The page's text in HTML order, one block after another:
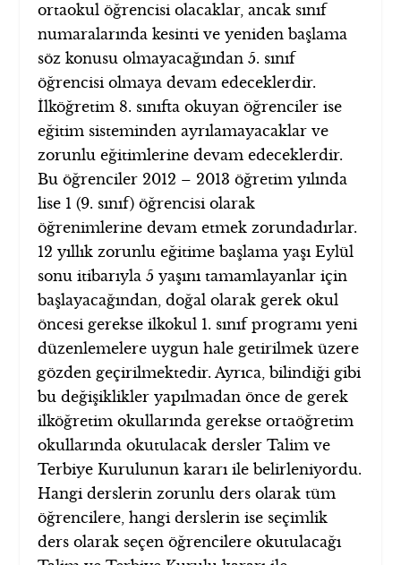
ortaokul öğrencisi olacaklar, ancak sınıf
numaralarında kesinti ve yeniden başlama
söz konusu olmayacağından 5. sınıf
öğrencisi olmaya devam edeceklerdir.
İlköğretim 8. sınıfta okuyan öğrenciler ise
eğitim sisteminden ayrılamayacaklar ve
zorunlu eğitimlerine devam edeceklerdir.
Bu öğrenciler 2012 – 2013 öğretim yılında
lise 1 (9. sınıf) öğrencisi olarak
öğrenimlerine devam etmek zorundadırlar.
12 yıllık zorunlu eğitime başlama yaşı Eylül
sonu itibarıyla 5 yaşını tamamlayanlar için
başlayacağından, doğal olarak gerek okul
öncesi gerekse ilkokul 1. sınıf programı yeni
düzenlemelere uygun hale getirilmek üzere
gözden geçirilmektedir. Ayrıca, bilindiği gibi
bu değişiklikler yapılmadan önce de gerek
ilköğretim okullarında gerekse ortaöğretim
okullarında okutulacak dersler Talim ve
Terbiye Kurulunun kararı ile belirleniyordu.
Hangi derslerin zorunlu ders olarak tüm
öğrencilere, hangi derslerin ise seçimlik
ders olarak seçen öğrencilere okutulacağı